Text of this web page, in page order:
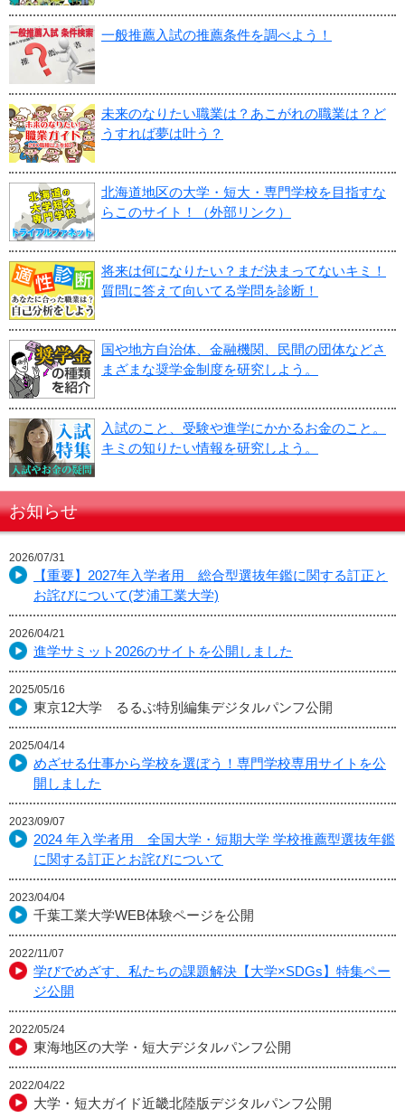
一般推薦入試の推薦条件を調べよう！
未来のなりたい職業は？あこがれの職業は？ど
うすれば夢は叶う？
北海道地区の大学・短大・専門学校を目指すな
らこのサイト！（外部リンク）
将来は何になりたい？まだ決まってないキミ！
質問に答えて向いてる学問を診断！
国や地方自治体、金融機関、民間の団体などさ
まざまな奨学金制度を研究しよう。
入試のこと、受験や進学にかかるお金のこと。
キミの知りたい情報を研究しよう。
お知らせ
2026/07/31
【重要】2027年入学者用 総合型選抜年鑑に関する訂正と
お詫びについて(芝浦工業大学)
2026/04/21
進学サミット2026のサイトを公開しました
2025/05/16
東京12大学 るるぶ特別編集デジタルパンフ公開
2025/04/14
めざせる仕事から学校を選ぼう！専門学校専用サイトを公
開しました
2023/09/07
2024 年入学者用 全国大学・短期大学 学校推薦型選抜年鑑
に関する訂正とお詫びについて
2023/04/04
千葉工業大学WEB体験ページを公開
2022/11/07
学びでめざす、私たちの課題解決【大学×SDGs】特集ペー
ジ公開
2022/05/24
東海地区の大学・短大デジタルパンフ公開
2022/04/22
大学・短大ガイド近畿北陸版デジタルパンフ公開